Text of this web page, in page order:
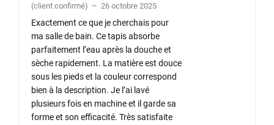
(client confirmé) – 26 octobre 2025
Exactement ce que je cherchais pour
ma salle de bain. Ce tapis absorbe
parfaitement l’eau après la douche et
sèche rapidement. La matière est douce
sous les pieds et la couleur correspond
bien à la description. Je l’ai lavé
plusieurs fois en machine et il garde sa
forme et son efficacité. Très satisfaite